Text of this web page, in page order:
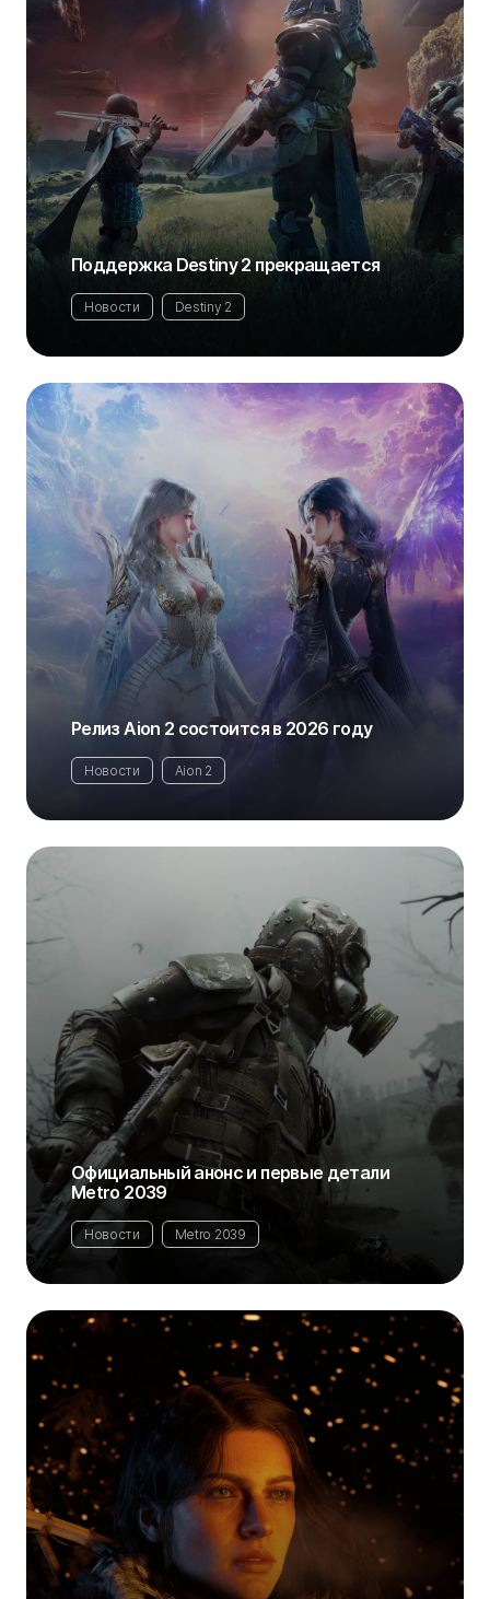
Поддержка Destiny 2 прекращается
Новости Destiny 2
Релиз Aion 2 состоится в 2026 году
Новости Aion 2
Официальный анонс и первые детали
Metro 2039
Новости Metro 2039